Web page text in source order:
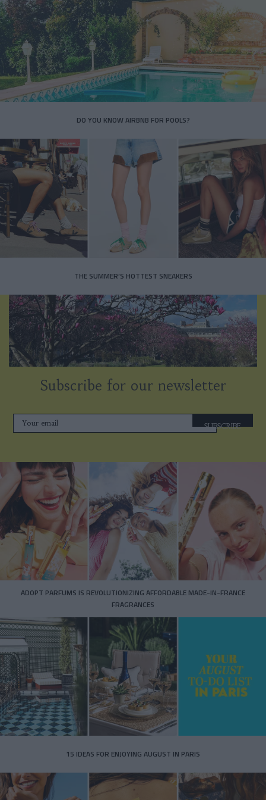
DO YOU KNOW AIRBNB FOR POOLS?
THE SUMMER’S HOTTEST SNEAKERS
Subscribe for our newsletter
SUBSCRIBE
ADOPT PARFUMS IS REVOLUTIONIZING AFFORDABLE MADE-IN-FRANCE
FRAGRANCES
15 IDEAS FOR ENJOYING AUGUST IN PARIS